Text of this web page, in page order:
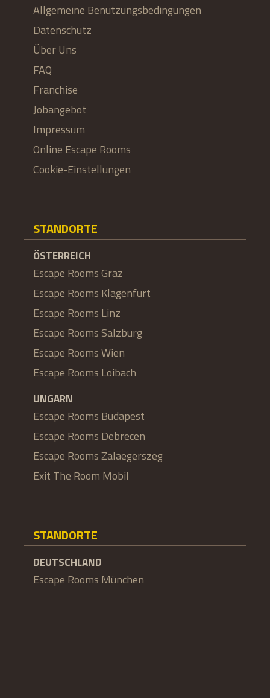
Allgemeine Benutzungsbedingungen
Datenschutz
Über Uns
FAQ
Franchise
Jobangebot
Impressum
Online Escape Rooms
Cookie-Einstellungen
STANDORTE
ÖSTERREICH
Escape Rooms Graz
Escape Rooms Klagenfurt
Escape Rooms Linz
Escape Rooms Salzburg
Escape Rooms Wien
Escape Rooms Loibach
UNGARN
Escape Rooms Budapest
Escape Rooms Debrecen
Escape Rooms Zalaegerszeg
Exit The Room Mobil
STANDORTE
DEUTSCHLAND
Escape Rooms München